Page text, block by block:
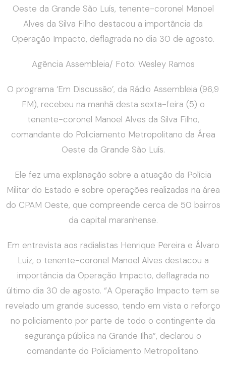
Oeste da Grande São Luís, tenente-coronel Manoel
Alves da Silva Filho destacou a importância da
Operação Impacto, deflagrada no dia 30 de agosto.
Agência Assembleia/ Foto: Wesley Ramos
O programa ‘Em Discussão’, da Rádio Assembleia (96,9
FM), recebeu na manhã desta sexta-feira (5) o
tenente-coronel Manoel Alves da Silva Filho,
comandante do Policiamento Metropolitano da Área
Oeste da Grande São Luís.
Ele fez uma explanação sobre a atuação da Polícia
Militar do Estado e sobre operações realizadas na área
do CPAM Oeste, que compreende cerca de 50 bairros
da capital maranhense.
Em entrevista aos radialistas Henrique Pereira e Álvaro
Luiz, o tenente-coronel Manoel Alves destacou a
importância da Operação Impacto, deflagrada no
último dia 30 de agosto. “A Operação Impacto tem se
revelado um grande sucesso, tendo em vista o reforço
no policiamento por parte de todo o contingente da
segurança pública na Grande Ilha”, declarou o
comandante do Policiamento Metropolitano.